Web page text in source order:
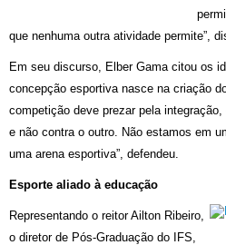
que nenhuma outra atividade permite”,
Em seu discurso, Elber Gama citou os
concepção esportiva nasce na criação
competição deve prezar pela
e não contra o outro. Não estamos em
uma arena esportiva”, defendeu.
Esporte aliado à educação
Representando o reitor Ailton Ribeiro,
o diretor de Pós-Graduação do IFS,